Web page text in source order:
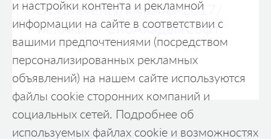
cis.ru/events/klyazma-2017/
Источник —СибАкадемСофт.
и настройки контента и рекламной
информации на сайте в соответствии с
вашими предпочтениями (посредством
персонализированных рекламных
объявлений) на нашем сайте используются
файлы cookie сторонних компаний и
социальных сетей. Подробнее об
используемых файлах cookie и возможностях
© ООО "Дата Ист"